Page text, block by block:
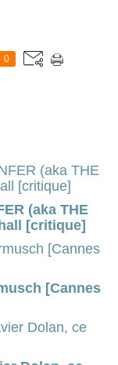
0
(aka THE
[critique]
[Cannes